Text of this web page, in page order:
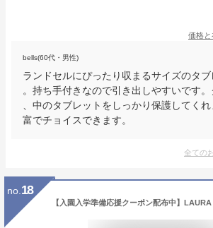
価格と
bells(60代・男性)
ランドセルにぴったり収まるサイズのタ
。持ち手付きなので引き出しやすいです
、中のタブレットをしっかり保護してく
富でチョイスできます。
全ての
no. 18